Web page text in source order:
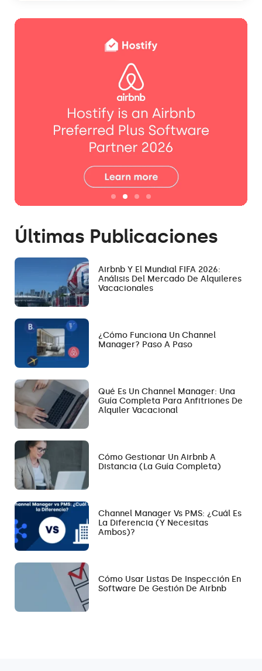
Últimas Publicaciones
Airbnb Y El Mundial FIFA 2026:
Análisis Del Mercado De Alquileres
Vacacionales
¿Cómo Funciona Un Channel
Manager? Paso A Paso
Qué Es Un Channel Manager: Una
Guía Completa Para Anfitriones De
Alquiler Vacacional
Cómo Gestionar Un Airbnb A
Distancia (la Guía Completa)
Channel Manager Vs PMS: ¿Cuál Es
La Diferencia (y Necesitas
Ambos)?
Cómo Usar Listas De Inspección En
Software De Gestión De Airbnb